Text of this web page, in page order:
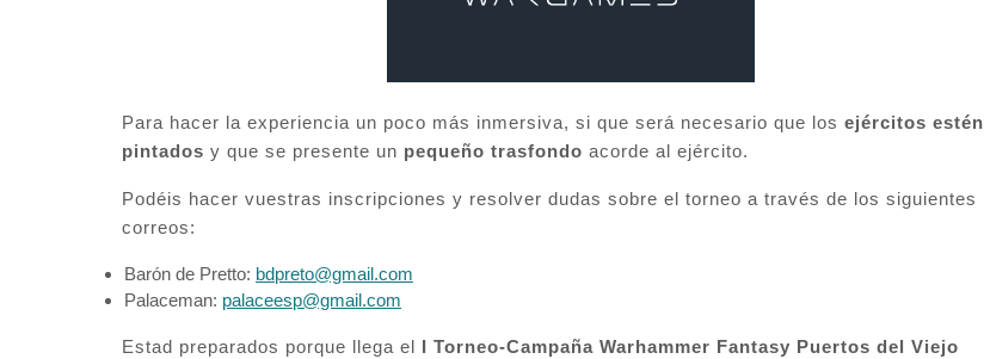
Para hacer la experiencia un poco más inmersiva, si que será necesario que los ejércitos estén
pintados y que se presente un pequeño trasfondo acorde al ejército.
Podéis hacer vuestras inscripciones y resolver dudas sobre el torneo a través de los siguientes
correos:
Barón de Pretto: bdpreto@gmail.com
Palaceman: palaceesp@gmail.com
Estad preparados porque llega el I Torneo-Campaña Warhammer Fantasy Puertos del Viejo